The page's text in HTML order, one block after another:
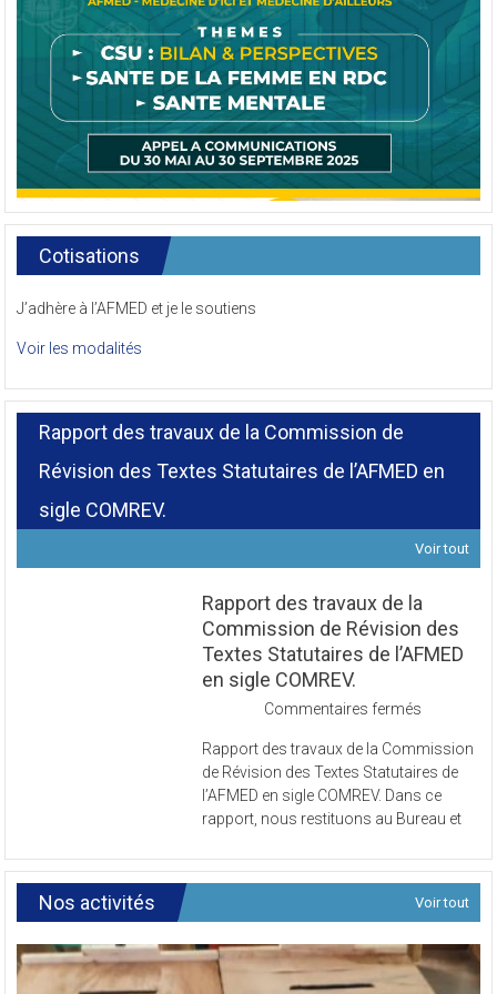
Cotisations
J’adhère à l’AFMED et je le soutiens
Voir les modalités
Rapport des travaux de la Commission de
Révision des Textes Statutaires de l’AFMED en
sigle COMREV.
Voir tout
Rapport des travaux de la
Commission de Révision des
Textes Statutaires de l’AFMED
en sigle COMREV.
Commentaires fermés
des
travaux
de
la
de
Révision
Textes
Statutaires
de
Rapport des travaux de la Commission
de Révision des Textes Statutaires de
l’AFMED en sigle COMREV. Dans ce
rapport, nous restituons au Bureau et
Nos activités Voir tout